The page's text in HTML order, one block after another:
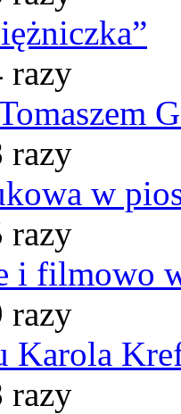
razy
razy
w
razy
i filmowo
razy
Karola
razy